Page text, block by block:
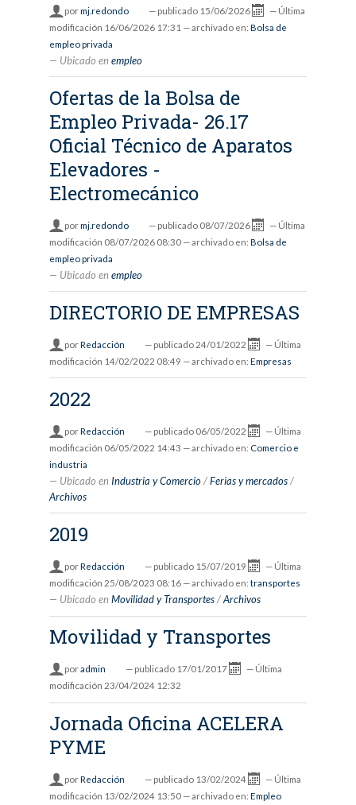
pormj.redondo — publicado 15/06/2026 — Última
modificación 16/06/2026 17:31 — archivado en: Bolsa de
empleo privada
Ubicado en empleo
Ofertas de la Bolsa de
Empleo Privada- 26.17
Oficial Técnico de Aparatos
Elevadores -
Electromecánico
pormj.redondo — publicado 08/07/2026 — Última
modificación 08/07/2026 08:30 — archivado en: Bolsa de
empleo privada
Ubicado en empleo
DIRECTORIO DE EMPRESAS
porRedacción — publicado 24/01/2022 — Última
modificación 14/02/2022 08:49 — archivado en: Empresas
2022
porRedacción — publicado 06/05/2022 — Última
modificación 06/05/2022 14:43 — archivado en: Comercio e
industria
Ubicado en Industria y Comercio /Ferias y mercados /
Archivos
2019
porRedacción — publicado 15/07/2019 — Última
modificación 25/08/2023 08:16 — archivado en: transportes
Ubicado en Movilidad y Transportes /Archivos
Movilidad y Transportes
poradmin — publicado 17/01/2017 — Última
modificación 23/04/2024 12:32
Jornada Oficina ACELERA
PYME
porRedacción — publicado 13/02/2024 — Última
modificación 13/02/2024 13:50 — archivado en: Empleo